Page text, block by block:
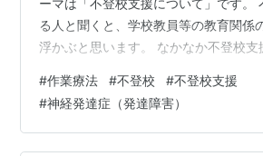
る人と聞くと、学校教員等の教育関係
浮かぶと思います。 なかなか不登校支
があまり高くない上に、 作業療法分野
まだまだ浸透していないため 不登校支
業療法士とはならないのが現状です。
#作業療法 #不登校 #不登校支援
#神経発達症（発達障害）